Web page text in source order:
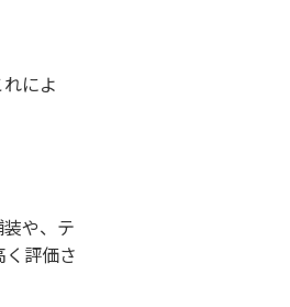
によ
や、テ
評価さ